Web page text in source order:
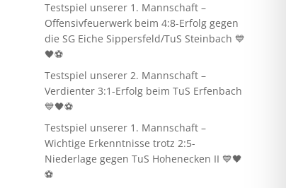
Testspiel unserer 1. Mannschaft –
Offensivfeuerwerk beim 4:8-Erfolg gegen
die SG Eiche Sippersfeld/TuS Steinbach 💙
🖤⚽
Testspiel unserer 2. Mannschaft –
Verdienter 3:1-Erfolg beim TuS Erfenbach
💙🖤⚽
Testspiel unserer 1. Mannschaft –
Wichtige Erkenntnisse trotz 2:5-
Niederlage gegen TuS Hohenecken II 💙🖤
⚽